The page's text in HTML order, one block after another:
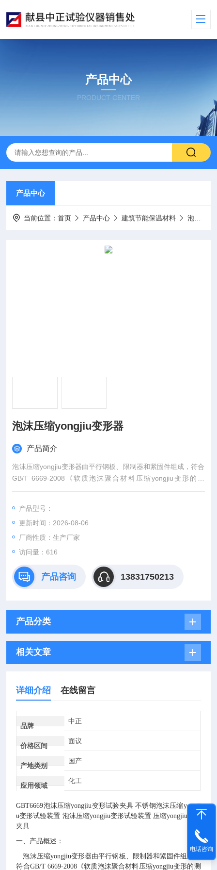
产品中心
PRODUCT CENTER
产品中心
当前位置：首页 产品中心 建筑节能保温材料 泡沫压缩变形试验夹具
泡沫压缩yongjiu变形器
产品简介
泡沫压缩yongjiu变形器由平行钢板、限制器和紧固件组成，符合
GB/T 6669-2008《软质泡沫聚合材料压缩yongjiu变形的测
定》、ISO 1856-2000要求。
产品型号：
更新时间：2026-08-06
厂商性质：生产厂家
访问量：616
产品咨询 13831750213
产品分类
相关文章
详细介绍 在线留言
品牌
中正
价格区间
面议
产地类别
国产
应用领域
化工
GBT6669泡沫压缩yongjiu变形试验夹具 不锈钢泡沫压缩yongji
u变形试验装置 泡沫压缩yongjiu变形试验装置 压缩yongjiu变形
夹具
一、产品概述：
泡沫压缩yongjiu变形器由平行钢板、限制器和紧固件组成，
符合GB/T 6669-2008《软质泡沫聚合材料压缩yongjiu变形的测
电话咨询